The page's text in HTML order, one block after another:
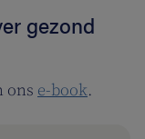
gezond
ons e-book.